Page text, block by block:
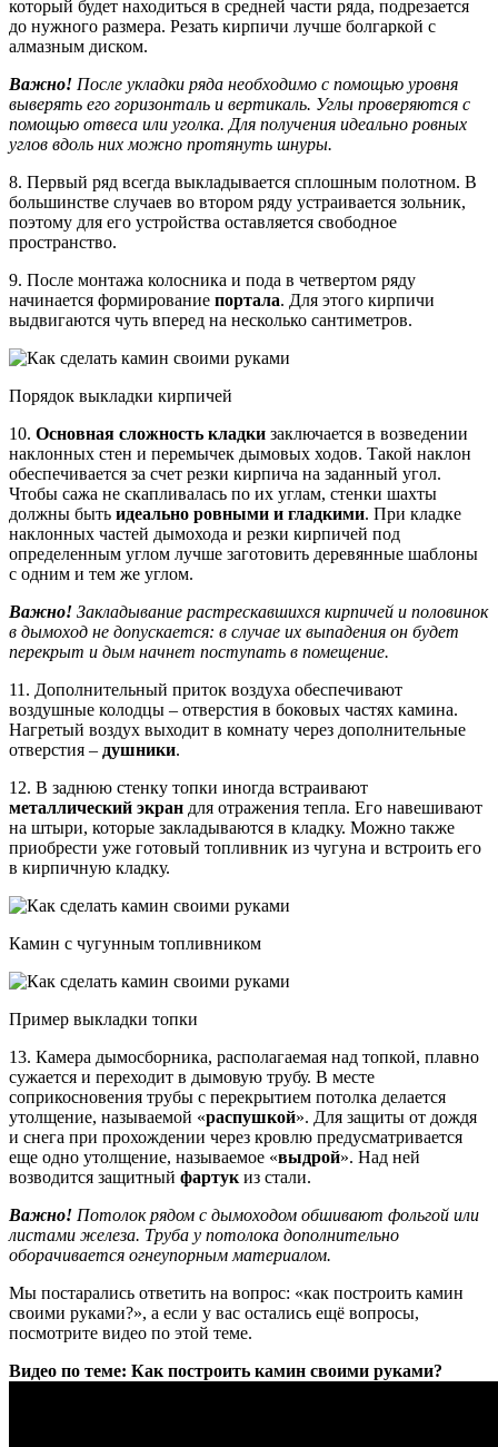
который будет находиться в средней части ряда, подрезается
до нужного размера. Резать кирпичи лучше болгаркой с
алмазным диском.
Важно! После укладки ряда необходимо с помощью уровня
выверять его горизонталь и вертикаль. Углы проверяются с
помощью отвеса или уголка. Для получения идеально ровных
углов вдоль них можно протянуть шнуры.
8. Первый ряд всегда выкладывается сплошным полотном. В
большинстве случаев во втором ряду устраивается зольник,
поэтому для его устройства оставляется свободное
пространство.
9. После монтажа колосника и пода в четвертом ряду
начинается формирование портала. Для этого кирпичи
выдвигаются чуть вперед на несколько сантиметров.
Порядок выкладки кирпичей
10. Основная сложность кладки заключается в возведении
наклонных стен и перемычек дымовых ходов. Такой наклон
обеспечивается за счет резки кирпича на заданный угол.
Чтобы сажа не скапливалась по их углам, стенки шахты
должны быть идеально ровными и гладкими. При кладке
наклонных частей дымохода и резки кирпичей под
определенным углом лучше заготовить деревянные шаблоны
с одним и тем же углом.
Важно! Закладывание растрескавшихся кирпичей и половинок
в дымоход не допускается: в случае их выпадения он будет
перекрыт и дым начнет поступать в помещение.
11. Дополнительный приток воздуха обеспечивают
воздушные колодцы – отверстия в боковых частях камина.
Нагретый воздух выходит в комнату через дополнительные
отверстия – душники.
12. В заднюю стенку топки иногда встраивают
металлический экран для отражения тепла. Его навешивают
на штыри, которые закладываются в кладку. Можно также
приобрести уже готовый топливник из чугуна и встроить его
в кирпичную кладку.
Камин с чугунным топливником
Пример выкладки топки
13. Камера дымосборника, располагаемая над топкой, плавно
сужается и переходит в дымовую трубу. В месте
соприкосновения трубы с перекрытием потолка делается
утолщение, называемой «распушкой». Для защиты от дождя
и снега при прохождении через кровлю предусматривается
еще одно утолщение, называемое «выдрой». Над ней
возводится защитный фартук из стали.
Важно! Потолок рядом с дымоходом обшивают фольгой или
листами железа. Труба у потолока дополнительно
оборачивается огнеупорным материалом.
Мы постарались ответить на вопрос: «как построить камин
своими руками?», а если у вас остались ещё вопросы,
посмотрите видео по этой теме.
Видео по теме: Как построить камин своими руками?